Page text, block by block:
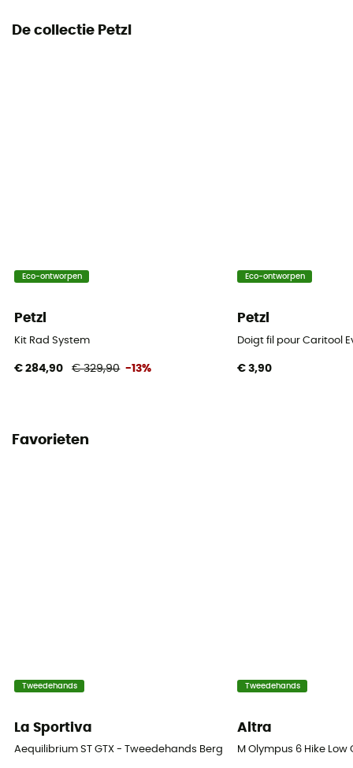
De collectie Petzl
Eco-ontworpen
Petzl
Kit Rad System
€ 284,90 € 329,90 -13%
Eco-ontworpen
Petzl
Doigt fil pour Caritool
€ 3,90
Favorieten
Tweedehands
La Sportiva
Aequilibrium ST GTX - Tweedehands Bergschoenen - Heren -
Tweedehands
Altra
M Olympus 6 Hike